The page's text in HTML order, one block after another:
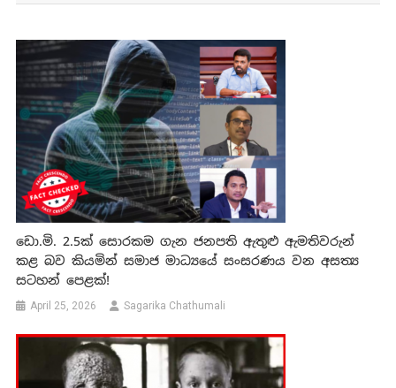
ඩො.මි. 2.5ක් සොරකම ගැන ජනපති ඇතුළු ඇමතිවරුන්
කළ බව කියමින් සමාජ මාධ්‍යයේ සංසරණය වන අසත්‍ය
සටහන් පෙළක්!
April 25, 2026 Sagarika Chathumali